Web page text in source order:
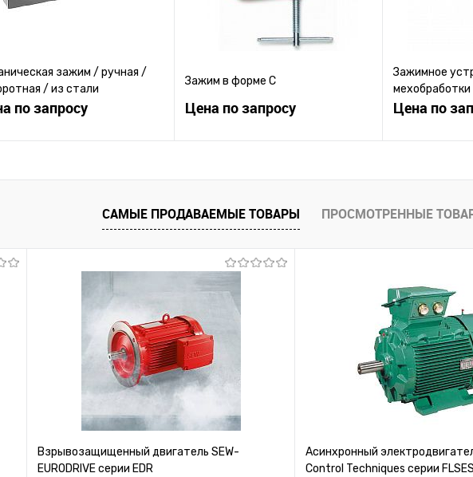
зажим / ручная /
/ из стали
по запросу
К сравнению
Под заказ
Зажим в форме C
Цена по запросу
Купить в 1 клик
К сравнению
В избранное
Зажимное
мехобработки
Цена по
Купить в 1
САМЫЕ ПРОДАВАЕМЫЕ ТОВАРЫ ПРОСМОТРЕННЫЕ
Взрывозащищенный двигатель SEW-
EURODRIVE серии EDR
Асинхронный
Control Techniques серии FLSES